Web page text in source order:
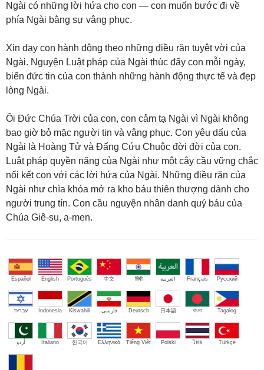
Ngài có những lời hứa cho con — con muốn bước đi về
phía Ngài bằng sự vâng phục.
Xin dạy con hành động theo những điều răn tuyệt vời của
Ngài. Nguyện Luật pháp của Ngài thúc đẩy con mỗi ngày,
biến đức tin của con thành những hành động thực tế và đẹp
lòng Ngài.
Ôi Đức Chúa Trời của con, con cảm tạ Ngài vì Ngài không
bao giờ bỏ mặc người tin và vâng phục. Con yêu dấu của
Ngài là Hoàng Tử và Đấng Cứu Chuộc đời đời của con.
Luật pháp quyền năng của Ngài như một cây cầu vững chắc
nối kết con với các lời hứa của Ngài. Những điều răn của
Ngài như chìa khóa mở ra kho báu thiên thượng dành cho
người trung tín. Con cầu nguyện nhân danh quý báu của
Chúa Giê-su, a-men.
Español English Português 中文 हिंदी العربية Français Русский
עברית Indonesia Kiswahili فارسی Deutsch 日本語 বাংলা Tagalog
اُردو Italiano 한국어 Ελληνικά Tiếng Việt Polski ไทย Türkçe